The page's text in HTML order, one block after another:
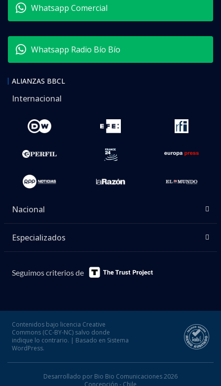
Whatsapp Comercial
Whatsapp Radio Bío Bío
ALIANZAS BBCL
Internacional
Nacional
Especializados
Seguimos criterios de
Contenidos bajo licencia Creative
Commons (CC-BY-NC) salvo donde
indique lo contrario. | Basado en Sistema
WordPress.
Desarrollado por Bio Bio Comunicaciones 2026